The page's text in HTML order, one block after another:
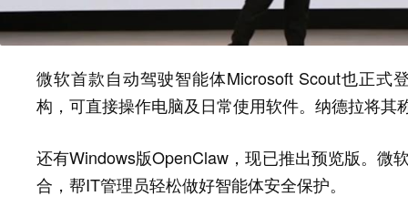
微软首款自动驾驶智能体Microsoft Scout也正式
构，可直接操作电脑及日常使用软件。 纳德拉将其
还有Windows版OpenClaw，现已推出预览版。微
合，帮IT管理员轻松做好智能体安全保护。